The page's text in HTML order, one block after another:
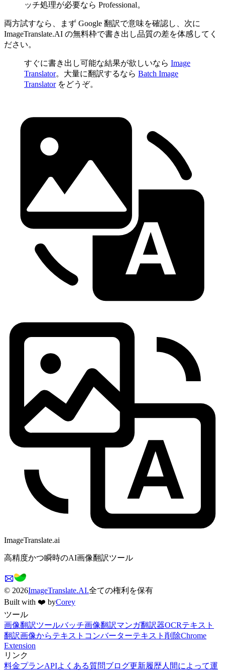
ッチ処理が必要なら Professional。
両方試すなら、まず Google 翻訳で意味を確認し、次に
ImageTranslate.AI の無料枠で書き出し品質の差を体感してく
ださい。
すぐに書き出し可能な結果が欲しいなら Image
Translator。大量に翻訳するなら Batch Image
Translatorをどうぞ。
ImageTranslate.ai
高精度かつ瞬時のAI画像翻訳ツール
© 2026ImageTranslate.AI.全ての権利を保有
Built with ❤️ byCorey
ツール
画像翻訳ツールバッチ画像翻訳マンガ翻訳器OCRテキスト
翻訳画像からテキストコンバーターテキスト削除Chrome
Extension
リンク
料金プランAPIよくある質問ブログ更新履歴人間によって運